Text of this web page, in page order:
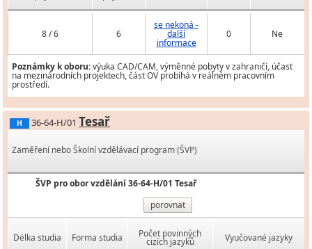
8 / 6 6
se nekoná -
další
informace
0 Ne
Poznámky k oboru:výuka CAD/CAM, výměnné pobyty v zahraničí, účast
na mezinárodních projektech, část OV probíhá v reálném pracovním
prostředí.
H 36-64-H/01 Tesař
Zaměření nebo Školní vzdělávací program (ŠVP)
ŠVP pro obor vzdělání 36-64-H/01 Tesař
porovnat
Délka studia Forma studia Počet povinných
cizích jazyků Vyučované jazyky